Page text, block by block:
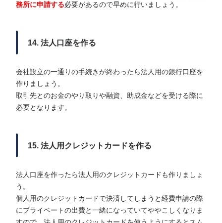
務所に申請する必要があるので早めに行いましょう。
14. 法人口座を作る
会社設立の一通りの手続きが終わったら法人用の銀行口座を
作りましょう。
取引先とのお金のやり取りや融資、助成金などを受ける際に
必要となります。
15. 法人用クレジットカードを作る
法人口座を作ったら法人用のクレジットカードも作りましょ
う。
個人用のクレジットカードで決済してしまうと経費申請の際
にプライベートの出費と一緒になっていてややこしくなりま